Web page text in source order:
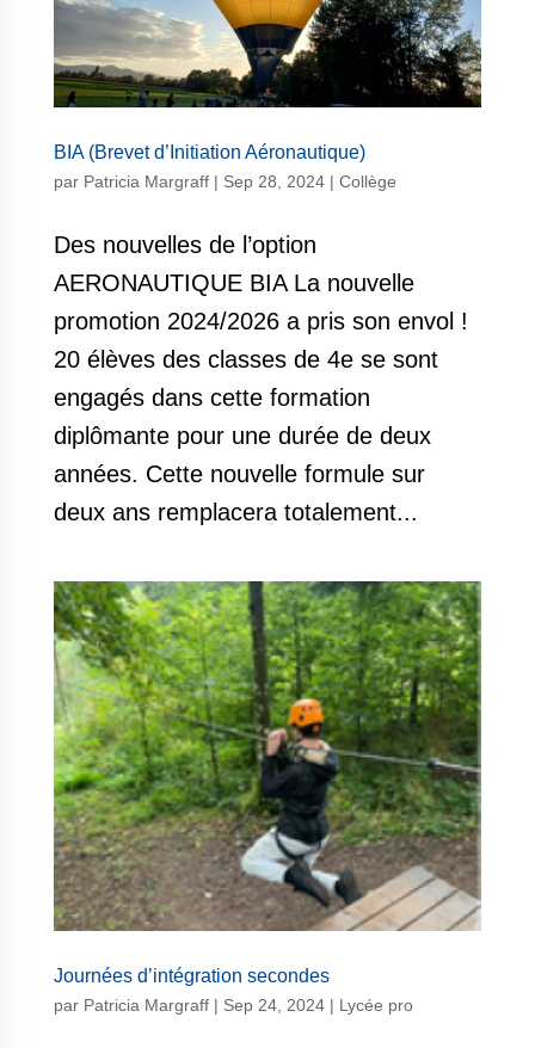
BIA (Brevet d’Initiation Aéronautique)
par Patricia Margraff| Sep 28, 2024| Collège
Des nouvelles de l’option
AERONAUTIQUE BIA La nouvelle
promotion 2024/2026 a pris son envol !
20 élèves des classes de 4e se sont
engagés dans cette formation
diplômante pour une durée de deux
années. Cette nouvelle formule sur
deux ans remplacera totalement...
Journées d’intégration secondes
par Patricia Margraff| Sep 24, 2024| Lycée pro